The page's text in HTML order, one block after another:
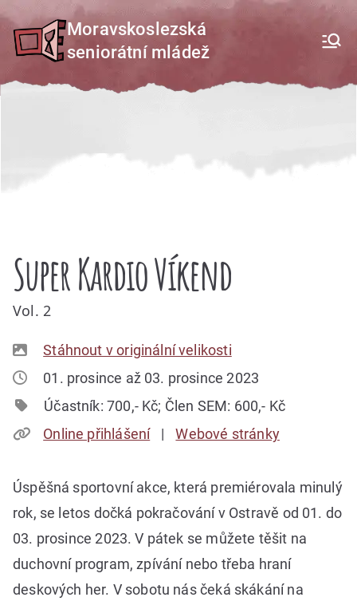
Přeskočit
na
Moravskoslezská
seniorátní mládež
Super Kardio Víkend
Vol. 2
Stáhnout v originální velikosti
01. prosince až 03. prosince 2023
Účastník: 700,- Kč; Člen SEM: 600,- Kč
Online přihlášení
Webové stránky
Úspěšná sportovní akce, která premiérovala minulý
rok, se letos dočká pokračování v Ostravě od 01. do
03. prosince 2023. V pátek se můžete těšit na
duchovní program, zpívání nebo třeba hraní
deskových her. V sobotu nás čeká skákání na